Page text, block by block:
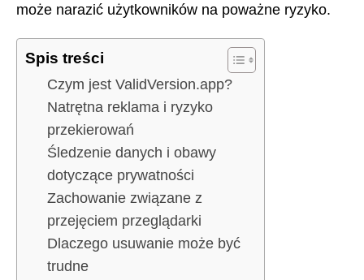
może narazić użytkowników na poważne ryzyko.
Spis treści
Czym jest ValidVersion.app?
Natrętna reklama i ryzyko
przekierowań
Śledzenie danych i obawy
dotyczące prywatności
Zachowanie związane z
przejęciem przeglądarki
Dlaczego usuwanie może być
trudne